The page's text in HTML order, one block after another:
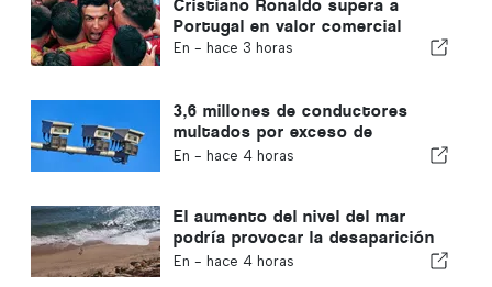
Cristiano Ronaldo supera a
Portugal en valor comercial
En - hace 3 horas
3,6 millones de conductores
multados por exceso de
velocidad en Portugal en 10 años
En - hace 4 horas
El aumento del nivel del mar
podría provocar la desaparición
del 40 % de las playas de
En - hace 4 horas